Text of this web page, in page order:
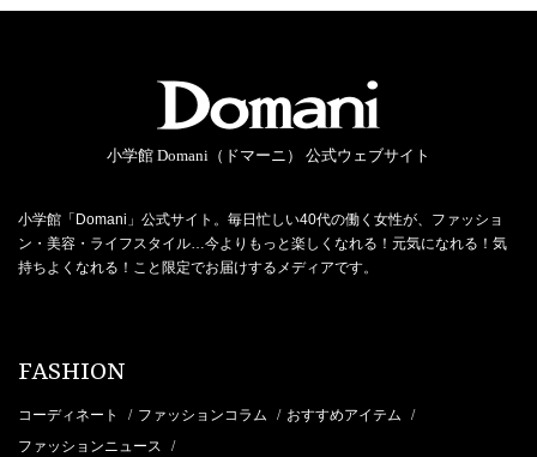
小学館 Domani（ドマーニ） 公式ウェブサイト
小学館「Domani」公式サイト。毎日忙しい40代の働く女性が、ファッショ
ン・美容・ライフスタイル…今よりもっと楽しくなれる！元気になれる！気
持ちよくなれる！こと限定でお届けするメディアです。
FASHION
コーディネート / ファッションコラム / おすすめアイテム /
ファッションニュース /